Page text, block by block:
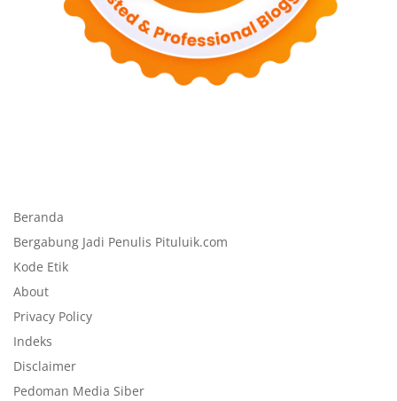
Beranda
Bergabung Jadi Penulis Pituluik.com
Kode Etik
About
Privacy Policy
Indeks
Disclaimer
Pedoman Media Siber